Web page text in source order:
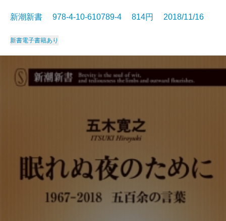
新潮新書 978-4-10-610789-4 814円 2018/11/16
新書電子書籍あり